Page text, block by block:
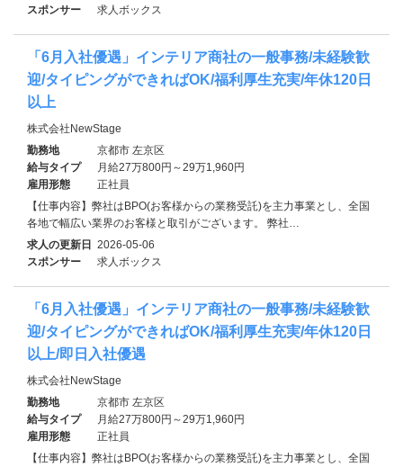
スポンサー
求人ボックス
「6月入社優遇」インテリア商社の一般事務/未経験歓
迎/タイピングができればOK/福利厚生充実/年休120日
以上
株式会社NewStage
勤務地
京都市 左京区
給与タイプ
月給27万800円～29万1,960円
雇用形態
正社員
【仕事内容】弊社はBPO(お客様からの業務受託)を主力事業とし、全国
各地で幅広い業界のお客様と取引がございます。 弊社…
求人の更新日 2026-05-06
スポンサー
求人ボックス
「6月入社優遇」インテリア商社の一般事務/未経験歓
迎/タイピングができればOK/福利厚生充実/年休120日
以上/即日入社優遇
株式会社NewStage
勤務地
京都市 左京区
給与タイプ
月給27万800円～29万1,960円
雇用形態
正社員
【仕事内容】弊社はBPO(お客様からの業務受託)を主力事業とし、全国